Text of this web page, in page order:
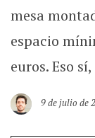
mesa
espacio
euros. Eso
9 de julio de